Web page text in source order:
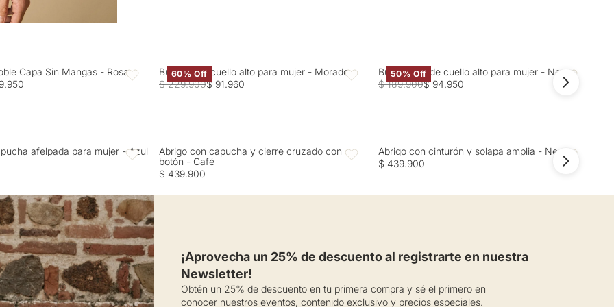
Favoritos
Capa Sin Mangas - Rosa
60% Off Favoritos
Buzo tejido cuello alto para mujer - Morado
$ 229.900$ 91.960
50% Off Favoritos
Buzo tejido de cuello alto para mujer - Negro
$ 189.900$ 94.950
Favoritos
afelpada para mujer - Azul
Favoritos
Abrigo con capucha y cierre cruzado con
botón - Café
$ 439.900
Favoritos
Abrigo con cinturón y solapa amplia - Negro
$ 439.900
¡Aprovecha un 25% de descuento al registrarte en nuestra
Newsletter!
Obtén un 25% de descuento en tu primera compra y sé el primero en
conocer nuestros eventos, contenido exclusivo y precios especiales.